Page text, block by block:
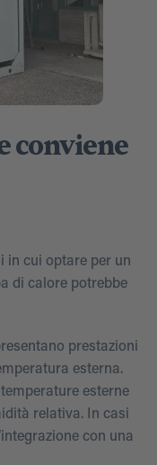
conviene
in cui optare per un
di calore potrebbe
prestazioni
esterna.
esterne
relativa. In casi
con una